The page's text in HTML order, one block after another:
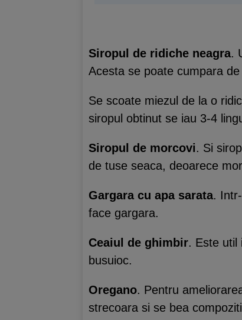
Siropul de ridiche neagra.
Acesta se poate cumpara
Se scoate miezul de la o
siropul obtinut se iau 3-4
Siropul de morcovi. Si
de tuse seaca, deoarece
Gargara cu apa sarata.
face gargara.
Ceaiul de ghimbir. Este util
busuioc.
Oregano. Pentru
strecoara si se bea